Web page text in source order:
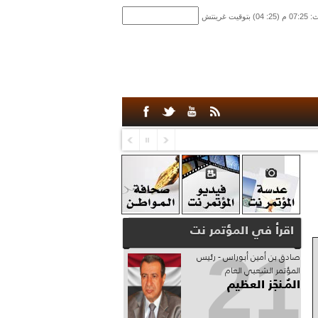
اقرأ في المؤتمر نت
صادق‮ ‬بن‮ ‬أمين‮ ‬أبوراس - رئيس‮
‬المؤتمر‮ ‬الشعبي‮ ‬العام
المُـنجَز العظيم
21